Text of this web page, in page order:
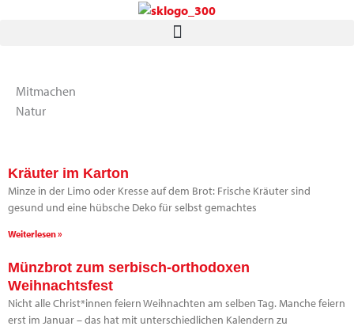
Mitmachen
Natur
Kräuter im Karton
Minze in der Limo oder Kresse auf dem Brot: Frische Kräuter sind
gesund und eine hübsche Deko für selbst gemachtes
Weiterlesen »
Münzbrot zum serbisch-orthodoxen
Weihnachtsfest
Nicht alle Christ*innen feiern Weihnachten am selben Tag. Manche feiern
erst im Januar – das hat mit unterschiedlichen Kalendern zu
e
i
t
e
e
i
t
e
e
i
t
e
e
i
t
e